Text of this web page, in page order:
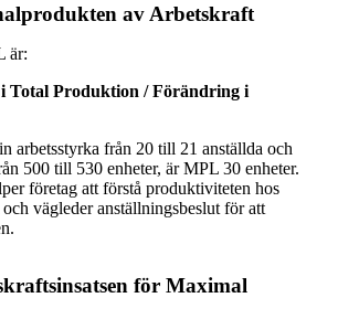
av Arbetskraft
är:
Total Produktion / Förändring i
arbetsstyrka från 20 till 21 anställda och
500 till 530 enheter, är MPL 30 enheter.
företag att förstå produktiviteten hos
vägleder anställningsbeslut för att
för Maximal